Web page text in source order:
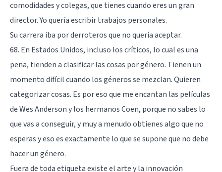
comodidades y colegas, que tienes cuando eres un gran
director. Yo quería escribir trabajos personales.
Su carrera iba por derroteros que no quería aceptar.
68. En Estados Unidos, incluso los críticos, lo cual es una
pena, tienden a clasificar las cosas por género. Tienen un
momento difícil cuando los géneros se mezclan. Quieren
categorizar cosas. Es por eso que me encantan las películas
de Wes Anderson y los hermanos Coen, porque no sabes lo
que vas a conseguir, y muy a menudo obtienes algo que no
esperas y eso es exactamente lo que se supone que no debe
hacer un género.
Fuera de toda etiqueta existe el arte y la innovación